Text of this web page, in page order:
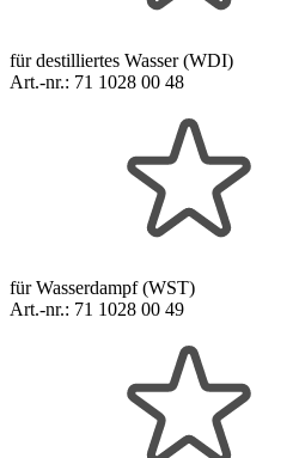
für destilliertes Wasser (WDI)
Art.-nr.: 71 1028 00 48
für Wasserdampf (WST)
Art.-nr.: 71 1028 00 49